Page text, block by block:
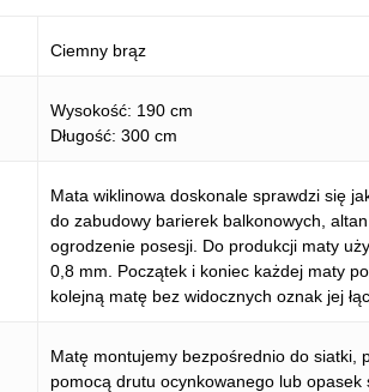
Ciemny brąz
Wysokość: 190 cm
Długość: 300 cm
Mata wiklinowa doskonale sprawdzi się
do zabudowy barierek balkonowych,
ogrodzenie posesji. Do produkcji maty
0,8 mm. Początek i koniec każdej maty
kolejną matę bez widocznych oznak jej
Matę montujemy bezpośrednio do siatki,
pomocą drutu ocynkowanego lub